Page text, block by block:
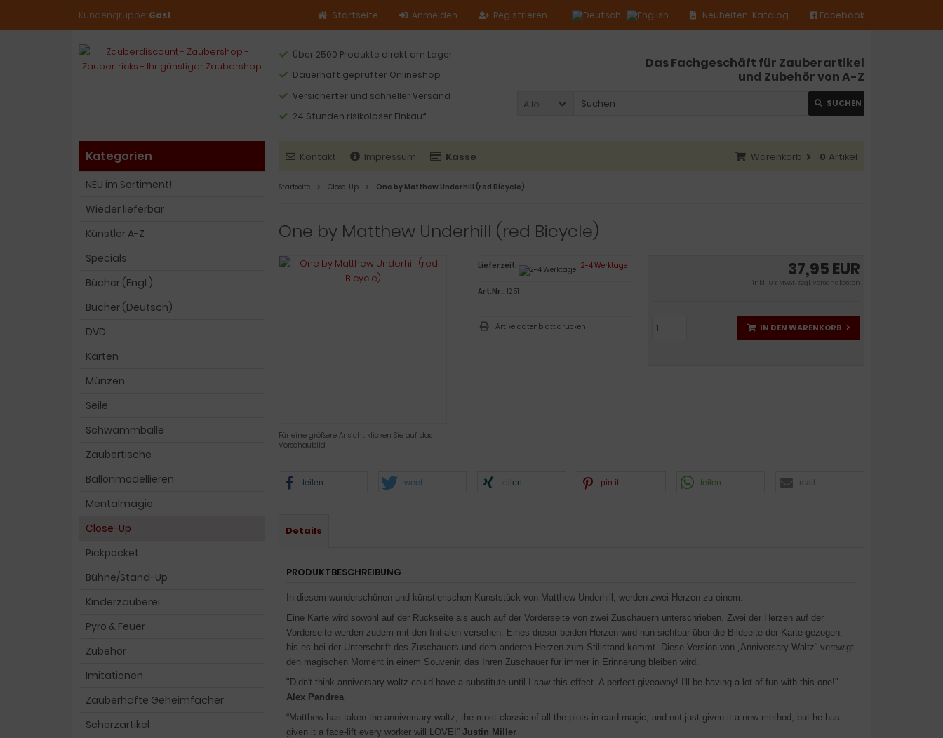
Kundengruppe: Gast Facebook
Neuheiten-Katalog
Registrieren
Anmelden
Startseite
Über 2500 Produkte direkt am Lager
Dauerhaft geprüfter Onlineshop
Versicherter und schneller Versand
24 Stunden risikoloser Einkauf
Das Fachgeschäft für Zauberartikel
und Zubehör von A-Z
Alle SUCHEN
Kontakt Impressum Kasse Warenkorb 0 Artikel
Startseite Close-Up One by Matthew Underhill (red Bicycle)
One by Matthew Underhill (red Bicycle)
Für eine größere Ansicht klicken Sie auf das
Vorschaubild
37,95 EUR
inkl. 19 % MwSt. zzgl.Versandkosten
IN DEN WARENKORB
Lieferzeit: 2-4 Werktage
Art.Nr.: 1251
Artikeldatenblatt drucken
teilen tweet teilen pin it teilen mail
Details
PRODUKTBESCHREIBUNG
In diesem wunderschönen und künstlerischen Kunststück von Matthew Underhill, werden zwei Herzen zu einem.
Eine Karte wird sowohl auf der Rückseite als auch auf der Vorderseite von zwei Zuschauern unterschrieben. Zwei der Herzen auf der
Vorderseite werden zudem mit den Initialen versehen. Eines dieser beiden Herzen wird nun sichtbar über die Bildseite der Karte gezogen,
bis es bei der Unterschrift des Zuschauers und dem anderen Herzen zum Stillstand kommt. Diese Version von „Anniversary Waltz“ verewigt
den magischen Moment in einem Souvenir, das Ihren Zuschauer für immer in Erinnerung bleiben wird.
"Didn't think anniversary waltz could have a substitute until I saw this effect. A perfect giveaway! I'll be having a lot of fun with this one!"
Alex Pandrea
“Matthew has taken the anniversary waltz, the most classic of all the plots in card magic, and not just given it a new method, but he has
given it a face-lift every worker will LOVE!” Justin Miller
Kategorien
NEU im Sortiment!
Wieder lieferbar
Künstler A-Z
Specials
Bücher (Engl.)
Bücher (Deutsch)
DVD
Karten
Münzen
Seile
Schwammbälle
Zaubertische
Ballonmodellieren
Mentalmagie
Close-Up
Pickpocket
Bühne/Stand-Up
Kinderzauberei
Pyro & Feuer
Zubehör
Imitationen
Zauberhafte Geheimfächer
Scherzartikel